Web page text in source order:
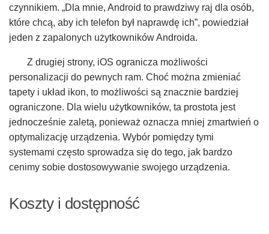
czynnikiem. „Dla mnie, Android to prawdziwy raj dla osób,
które chcą, aby ich telefon był naprawdę ich”, powiedział
jeden z zapalonych użytkowników Androida.
Z drugiej strony, iOS ogranicza możliwości
personalizacji do pewnych ram. Choć można zmieniać
tapety i układ ikon, to możliwości są znacznie bardziej
ograniczone. Dla wielu użytkowników, ta prostota jest
jednocześnie zaletą, ponieważ oznacza mniej zmartwień o
optymalizację urządzenia. Wybór pomiędzy tymi
systemami często sprowadza się do tego, jak bardzo
cenimy sobie dostosowywanie swojego urządzenia.
Koszty i dostępność